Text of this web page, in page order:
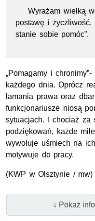
Wyrażam wielką
postawę i życzliwość,
stanie sobie pomóc”.
„Pomagamy i
każdego dnia. Oprócz
łamania prawa oraz
funkcjonariusze niosą
sytuacjach. I chociaż za
podziękowań, każde
wywołuje uśmiech na
motywuje do pracy.
(KWP w Olsztynie / mw)
↓ Pokaż